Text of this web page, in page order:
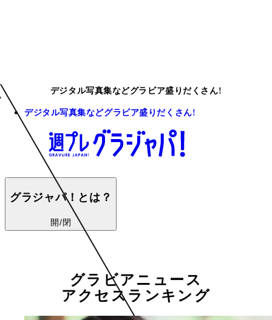
デジタル写真集などグラビア盛りだくさん!
デジタル写真集などグラビア盛りだくさん!
グラジャパ！とは？
開/閉
グラビアニュース
アクセスランキング